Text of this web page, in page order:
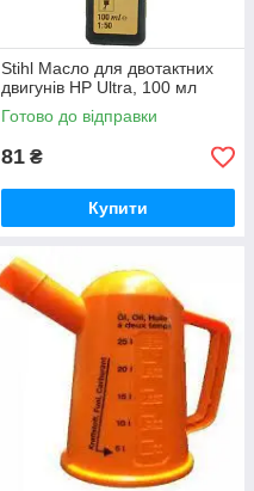
Stihl Масло для двотактних
двигунів HP Ultra, 100 мл
Готово до відправки
81 ₴
Купити